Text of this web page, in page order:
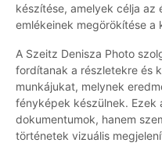
készítése, amelyek célja az
emlékeinek megörökítése a
A Szeitz Denisza Photo
fordítanak a részletekre és
munkájukat, melynek
fényképek készülnek. Ezek
dokumentumok, hanem
történetek vizuális